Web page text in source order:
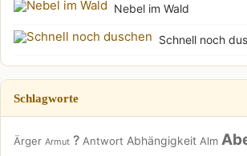
Nebel im Wald
Schnell noch
Schlagworte
Ärger Armut ? Antwort Abhängigkeit Alm